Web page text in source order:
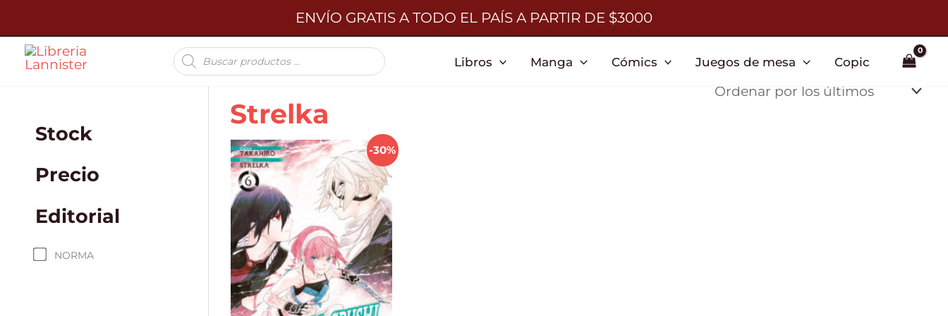
al
contenido
ENVÍO GRATIS A TODO EL PAÍS A PARTIR DE $3000
Búsqueda
de
productos
Libros Manga Cómics Juegos de mesa Copic
Stock
Precio
Editorial
NORMA
Strelka
-30%